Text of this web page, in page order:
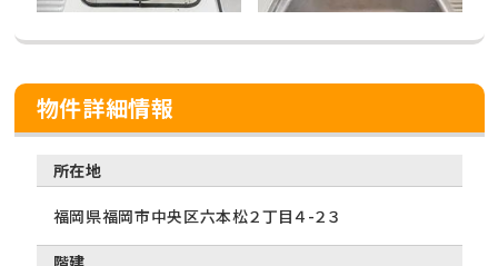
物件詳細情報
所在地
福岡県福岡市中央区六本松２丁目４-２３
階建